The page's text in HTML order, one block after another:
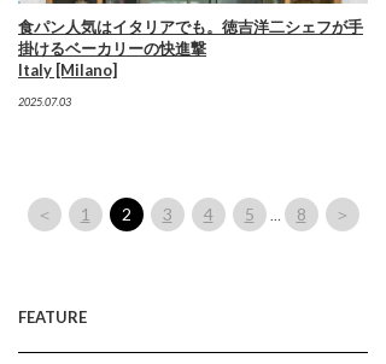
食パン人気はイタリアでも。徳吉洋二シェフが手
掛けるベーカリーの快進撃
Italy [Milano]
2025.07.03
＜ 1 2 3 4 5 … 8 ＞
FEATURE